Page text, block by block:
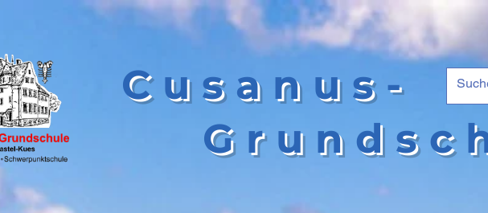
Cusanus-